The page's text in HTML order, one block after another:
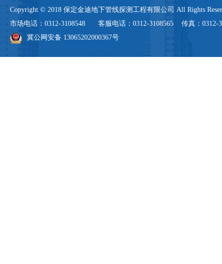
Copyright © 2018 保定金迪地下管线探测工程有限公司 All Rights
市场电话：0312-3108548 客服电话：0312-3108565 传真：
冀公网安备 13065202000367号